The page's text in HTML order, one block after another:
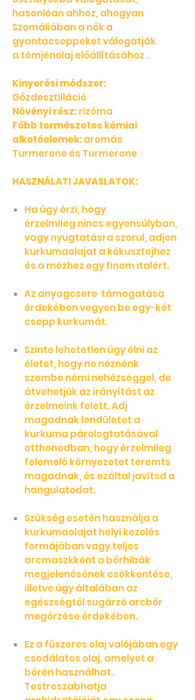
hasonlóan ahhoz, ahogyan
Szomáliában a nők a
gyantacseppeket válogatják
a tömjénolaj előállításához .
Kinyerési módszer:
Gőzdesztilláció
Növényi rész:rizóma
Főbb természetes kémiai
alkotóelemek:aromás
Turmerone és Turmerone
HASZNÁLATI JAVASLATOK:
Ha úgy érzi, hogy
érzelmileg nincs egyensúlyban,
vagy nyugtatásra szorul, adjon
kurkumaolajat a kókusztejhez
és a mézhez egy finom italért.
Az anyagcsere támogatása
érdekében vegyen be egy-két
csepp kurkumát.
Szinte lehetetlen úgy élni az
életet, hogy ne néznénk
szembe némi nehézséggel, de
átvehetjük az irányítást az
érzelmeink felett. Adj
magadnak lendületet a
kurkuma párologtatásával
otthonodban, hogy érzelmileg
felemelő környezetet teremts
magadnak, és ezáltal javítsd a
hangulatodat.
Szükség esetén használja a
kurkumaolajat helyi kezelés
formájában vagy teljes
arcmaszkként a bőrhibák
megjelenésének csökkentése,
illetve úgy általában az
egészségtől sugárzó arcbőr
megőrzése érdekében.
Ez a fűszeres olaj valójában egy
csodálatos olaj, amelyet a
bőrén használhat.
Testreszabhatja